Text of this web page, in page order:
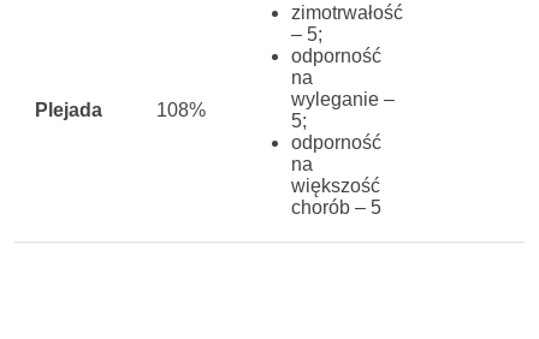
Plejada 108%
zimotrwałość
– 5;
odporność
na
wyleganie –
5;
odporność
na
większość
chorób – 5